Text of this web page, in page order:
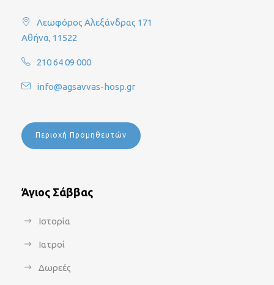
Λεωφόρος Αλεξάνδρας 171
Αθήνα, 11522
210 64 09 000
info@agsavvas-hosp.gr
Περιοχή Προμηθευτών
Άγιος Σάββας
Ιστορία
Ιατροί
Δωρεές